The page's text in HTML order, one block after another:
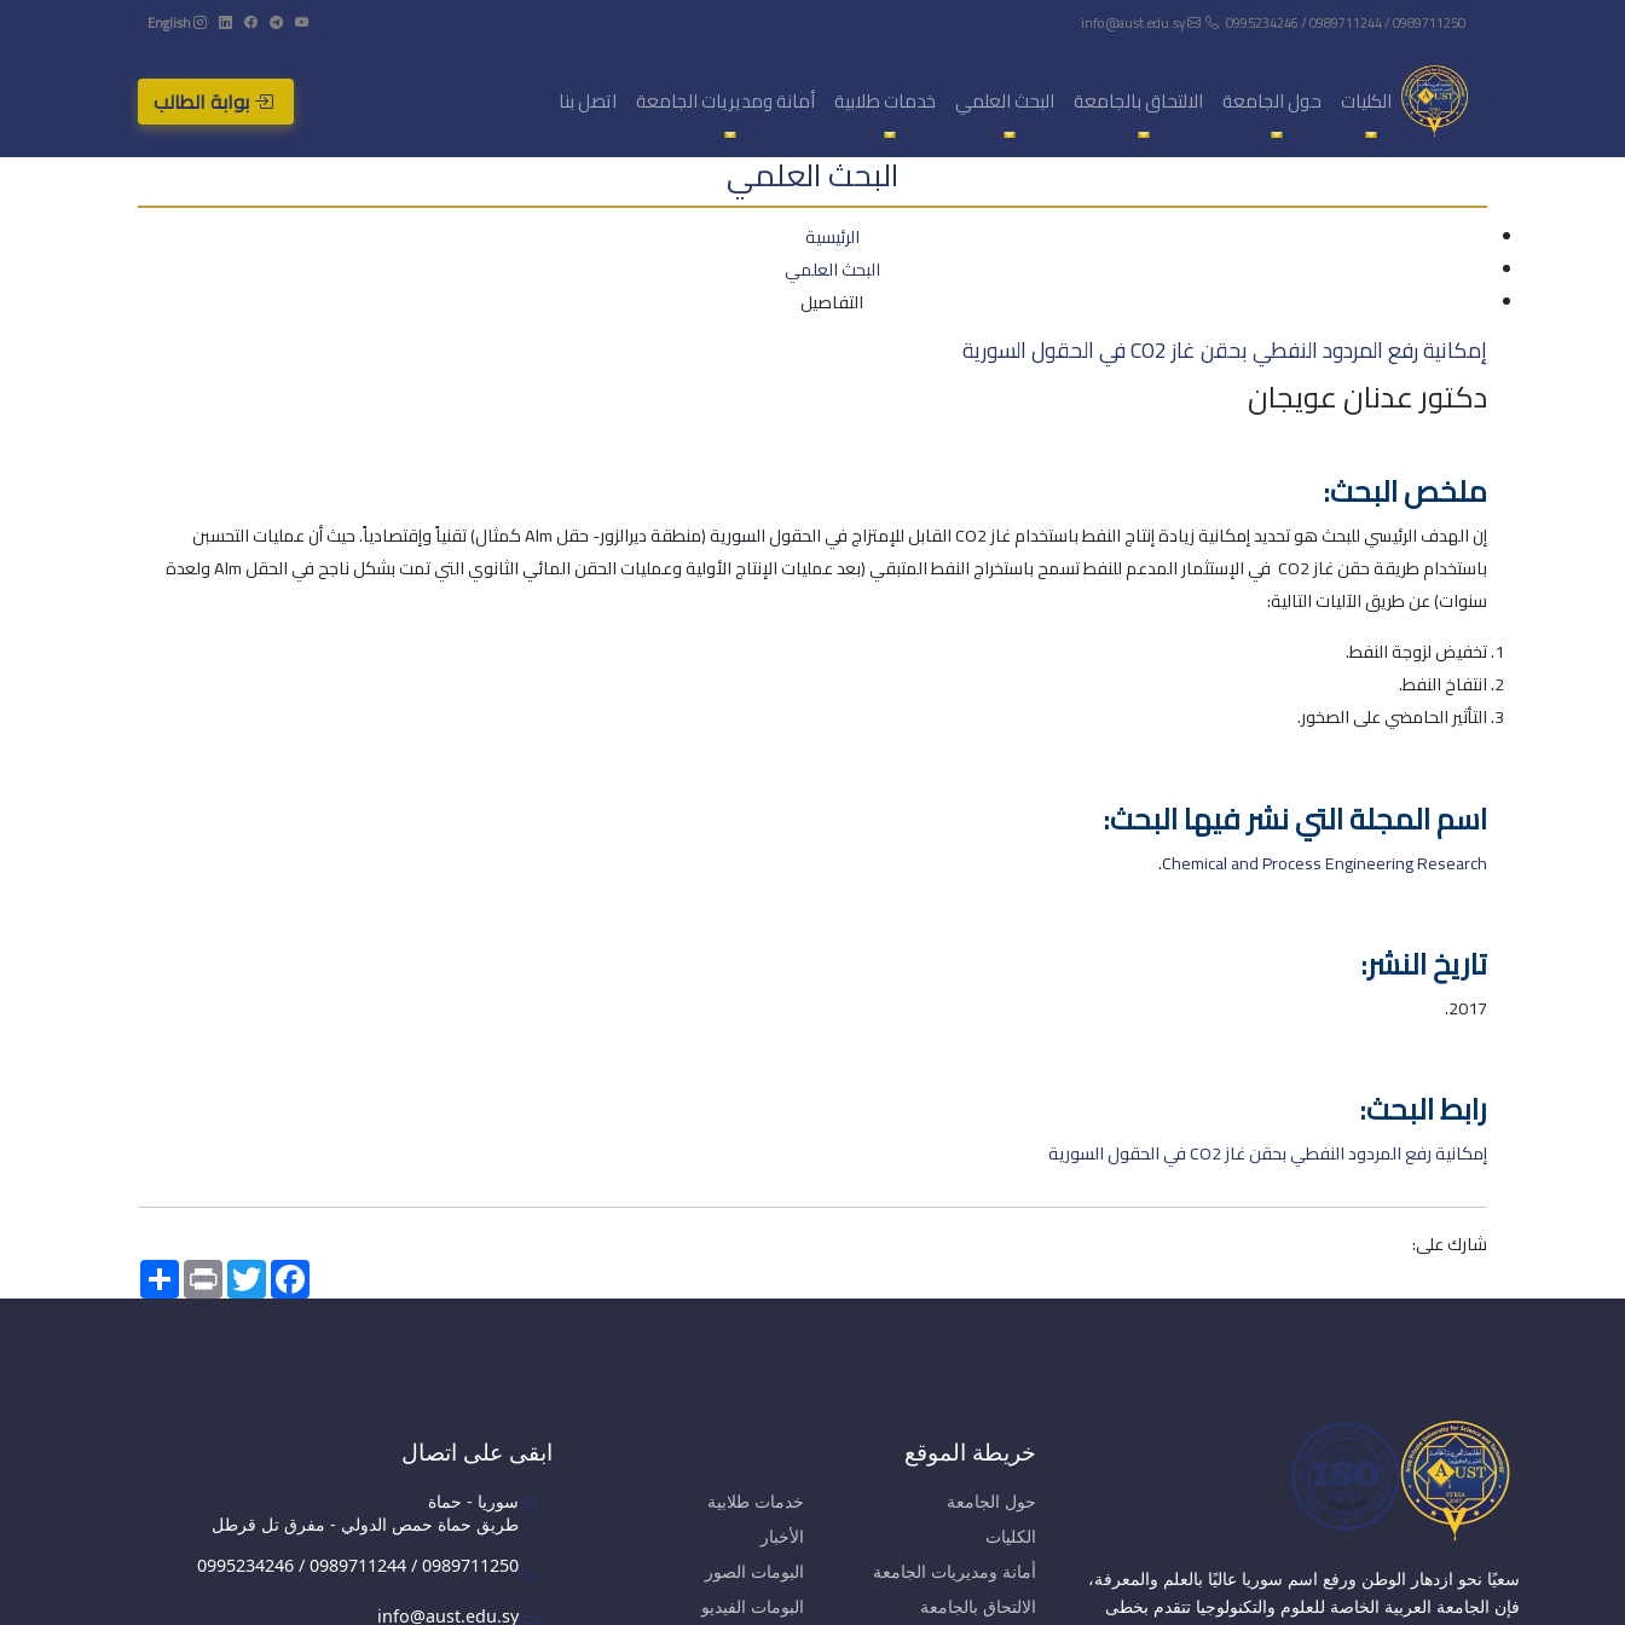
0995234246 / 0989711244 / 0989711250
English
الكليات حول الجامعة الالتحاق بالجامعة البحث العلمي خدمات طلابية أمانة ومديريات الجامعة اتصل بنا بوابة الطالب
البحث العلمي
الرئيسية
البحث العلمي
التفاصيل
إمكانية رفع المردود النفطي بحقن غاز CO2 في الحقول السورية
دكتور عدنان عويجان
ملخص البحث:
إن الهدف الرئيسي للبحث هو تحديد إمكانية زيادة إنتاج النفط باستخدام غاز CO2 القابل للإمتزاج في الحقول السورية (منطقة ديرالزور- حقل Alm كمثال) تقنياً وإقتصادياً. حيث أن عمليات التحسبن
باستخدام طريقة حقن غاز CO2 في الإستثمار المدعم للنفط تسمح باستخراج النفط المتبقي (بعد عمليات الإنتاج الأولية وعمليات الحقن المائي الثانوي التي تمت بشكل ناجح في الحقل Alm ولعدة
سنوات) عن طريق الآليات التالية:
تخفيض لزوجة النفط.
انتفاخ النفط.
التأثير الحامضي على الصخور.
اسم المجلة التي نشر فيها البحث:
Chemical and Process Engineering Research
.
تاريخ النشر:
2017.
رابط البحث:
إمكانية رفع المردود النفطي بحقن غاز CO2 في الحقول السورية
شارك على:
Share PrintTwitterFacebook
سعيًا نحو ازدهار الوطن ورفع اسم سوريا عاليًا بالعلم والمعرفة،
فإن الجامعة العربية الخاصة للعلوم والتكنولوجيا تتقدم بخطى
خريطة الموقع
حول الجامعة
الكليات
أمانة ومديريات الجامعة
الالتحاق بالجامعة
خدمات طلابية
الأخبار
البومات الصور
البومات الفيديو
ابقى على اتصال
سوريا - حماة
طريق حماة حمص الدولي - مفرق تل قرطل
0995234246 / 0989711244 / 0989711250
info@aust.edu.sy